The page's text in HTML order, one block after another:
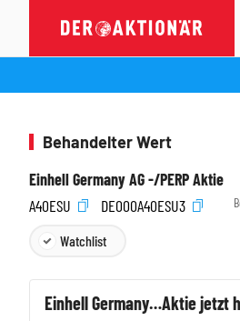
Behandelter Wert
Einhell Germany AG -/PERP Aktie
A40ESU
DE000A40ESU3
Watchlist
Einhell Germany AG -/PERPAktie jetzt